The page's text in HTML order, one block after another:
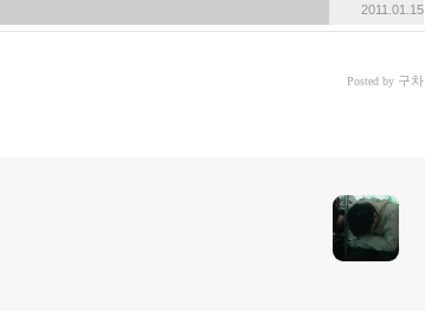
2011.01.15
Posted by 구